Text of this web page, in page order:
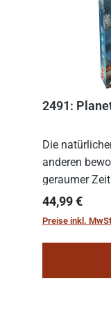
2491:
Die
anderen
geraumer
sichern,
Regulärer
44,99 €
Preise inkl.